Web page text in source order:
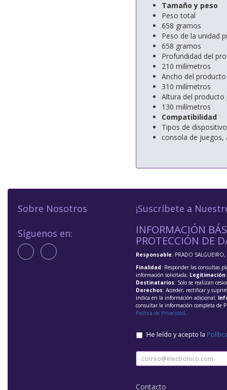
Tamaño y peso
Peso total
658 gramos
Peso de la unidad
658 gramos
Profundidad del
210 milímetros
Ancho del
310 milímetros
Altura del producto
130 milímetros
Compatibilidad
Tipos de
consola de juegos,
Sobre Nosotros
Síguenos en:
¡Suscríbete a
INFORMACIÓN
PROTECCIÓN DE
Responsable: PRADO SALGUEIRO,
Finalidad: Responder las consultas
información solicitada; Legitimación
Destinatarios: Solo se realizan
Derechos: Acceder, rectificar y
indica en la información adicional;
consultar la información completa de
Política de Privacidad.
He leído y acepto la
Contacto